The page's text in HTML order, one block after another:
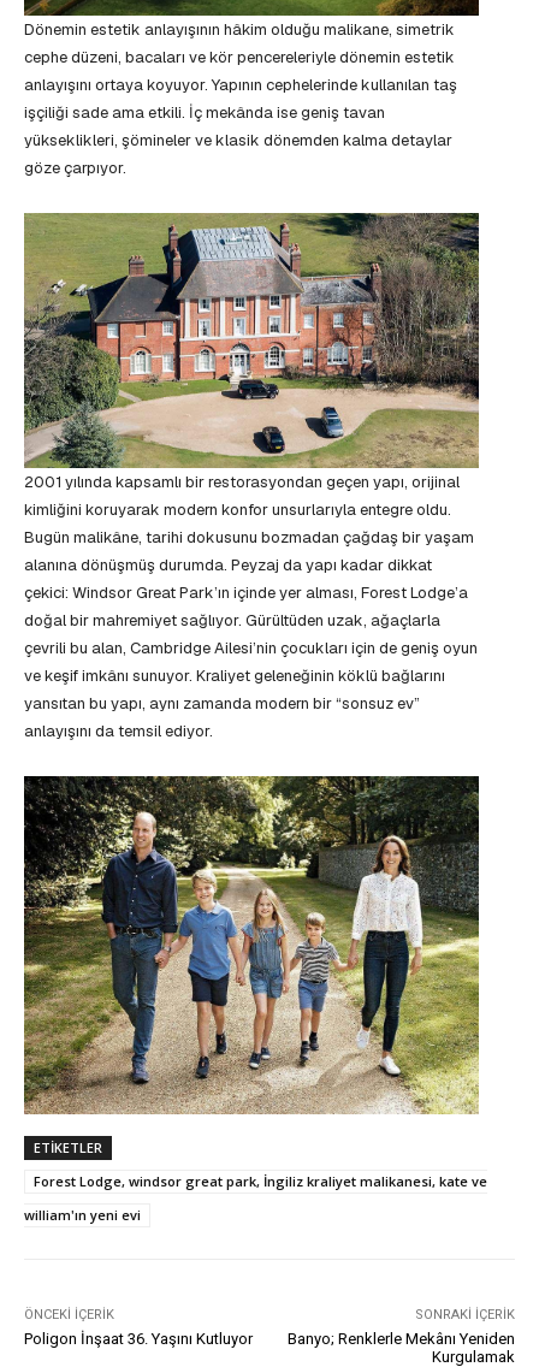
Dönemin estetik anlayışının hâkim olduğu malikane, simetrik
cephe düzeni, bacaları ve kör pencereleriyle dönemin estetik
anlayışını ortaya koyuyor. Yapının cephelerinde kullanılan taş
işçiliği sade ama etkili. İç mekânda ise geniş tavan
yükseklikleri, şömineler ve klasik dönemden kalma detaylar
göze çarpıyor.
2001 yılında kapsamlı bir restorasyondan geçen yapı, orijinal
kimliğini koruyarak modern konfor unsurlarıyla entegre oldu.
Bugün malikâne, tarihi dokusunu bozmadan çağdaş bir yaşam
alanına dönüşmüş durumda. Peyzaj da yapı kadar dikkat
çekici: Windsor Great Park’ın içinde yer alması, Forest Lodge’a
doğal bir mahremiyet sağlıyor. Gürültüden uzak, ağaçlarla
çevrili bu alan, Cambridge Ailesi’nin çocukları için de geniş oyun
ve keşif imkânı sunuyor. Kraliyet geleneğinin köklü bağlarını
yansıtan bu yapı, aynı zamanda modern bir “sonsuz ev”
anlayışını da temsil ediyor.
ETIKETLER
Forest Lodge, windsor great park, İngiliz kraliyet malikanesi, kate ve
william'ın yeni evi
ÖNCEKI İÇERIK
Poligon İnşaat 36. Yaşını Kutluyor
SONRAKI İÇERIK
Banyo; Renklerle Mekânı Yeniden
Kurgulamak